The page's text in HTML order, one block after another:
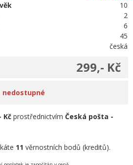
10
2
6
45
česká
299,- Kč
nedostupné
Kč prostřednictvím Česká pošta -
11 věrnostních bodů (kreditů).